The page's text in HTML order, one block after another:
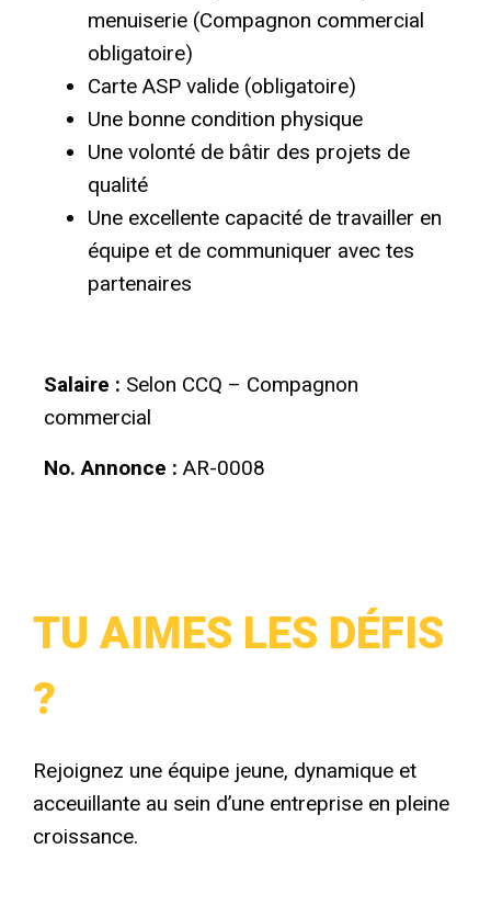
menuiserie (Compagnon commercial
obligatoire)
Carte ASP valide (obligatoire)
Une bonne condition physique
Une volonté de bâtir des projets de
qualité
Une excellente capacité de travailler en
équipe et de communiquer avec tes
partenaires
Salaire : Selon CCQ – Compagnon
commercial
No. Annonce : AR-0008
TU AIMES LES DÉFIS
?
Rejoignez une équipe jeune, dynamique et
acceuillante au sein d’une entreprise en pleine
croissance.